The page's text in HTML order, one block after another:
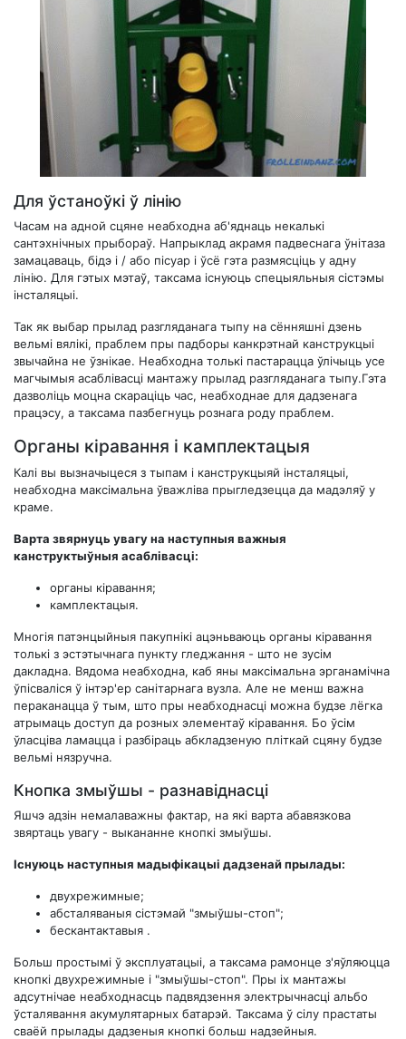
Для ўстаноўкі ў лінію
Часам на адной сцяне неабходна аб'яднаць некалькі
сантэхнічных прыбораў. Напрыклад акрамя падвеснага ўнітаза
замацаваць, бідэ і / або пісуар і ўсё гэта размясціць у адну
лінію. Для гэтых мэтаў, таксама існуюць спецыяльныя сістэмы
інсталяцыі.
Так як выбар прылад разгляданага тыпу на сённяшні дзень
вельмі вялікі, праблем пры падборы канкрэтнай канструкцыі
звычайна не ўзнікае. Неабходна толькі пастарацца ўлічыць усе
магчымыя асаблівасці мантажу прылад разгляданага тыпу.Гэта
дазволіць моцна скараціць час, неабходнае для дадзенага
працэсу, а таксама пазбегнуць рознага роду праблем.
Органы кіравання і камплектацыя
Калі вы вызначыцеся з тыпам і канструкцыяй інсталяцыі,
неабходна максімальна ўважліва прыгледзецца да мадэляў у
краме.
Варта звярнуць увагу на наступныя важныя
канструктыўныя асаблівасці:
органы кіравання;
камплектацыя.
Многія патэнцыйныя пакупнікі ацэньваюць органы кіравання
толькі з эстэтычнага пункту гледжання - што не зусім
дакладна. Вядома неабходна, каб яны максімальна эрганамічна
ўпісваліся ў інтэр'ер санітарнага вузла. Але не менш важна
пераканацца ў тым, што пры неабходнасці можна будзе лёгка
атрымаць доступ да розных элементаў кіравання. Бо ўсім
ўласціва ламацца і разбіраць абкладзеную пліткай сцяну будзе
вельмі нязручна.
Кнопка змыўшы - разнавіднасці
Яшчэ адзін немалаважны фактар, на які варта абавязкова
звяртаць увагу - выкананне кнопкі змыўшы.
Існуюць наступныя мадыфікацыі дадзенай прылады:
двухрежимные;
абсталяваныя сістэмай "змыўшы-стоп";
бескантактавыя .
Больш простымі ў эксплуатацыі, а таксама рамонце з'яўляюцца
кнопкі двухрежимные і "змыўшы-стоп". Пры іх мантажы
адсутнічае неабходнасць падвядзення электрычнасці альбо
ўсталявання акумулятарных батарэй. Таксама ў сілу прастаты
сваёй прылады дадзеныя кнопкі больш надзейныя.